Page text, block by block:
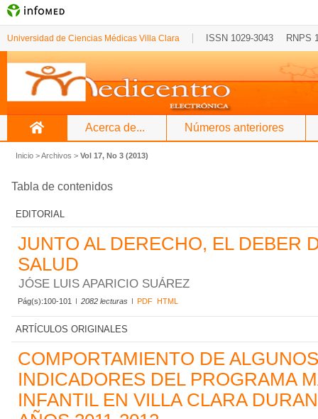
Universidad de Ciencias Médicas Villa Clara ISSN 1029-3043 RNPS
Acerca de... Números anteriores
Inicio >Archivos > Vol 17, No 3 (2013)
Tabla de contenidos
EDITORIAL
JUNTO AL DERECHO, EL DEBER
SALUD
JÓSE LUIS APARICIO SUÁREZ
Pág(s):100-101 2082 lecturas PDF HTML
ARTÍCULOS ORIGINALES
COMPORTAMIENTO DE ALGUNOS
INDICADORES DEL PROGRAMA
INFANTIL EN VILLA CLARA